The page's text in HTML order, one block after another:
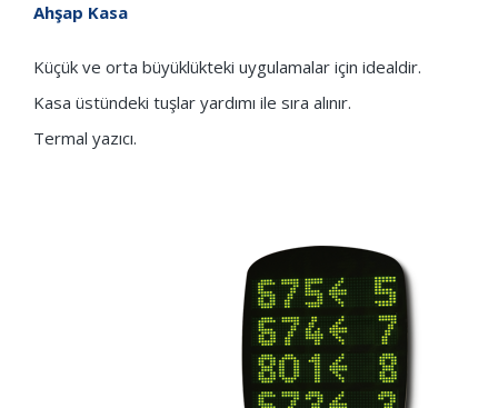
Ahşap Kasa
Küçük ve orta büyüklükteki uygulamalar için idealdir.
Kasa üstündeki tuşlar yardımı ile sıra alınır.
Termal yazıcı.